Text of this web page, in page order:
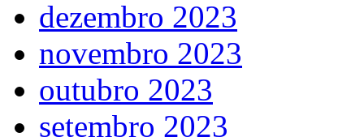
dezembro 2023
novembro 2023
outubro 2023
setembro 2023